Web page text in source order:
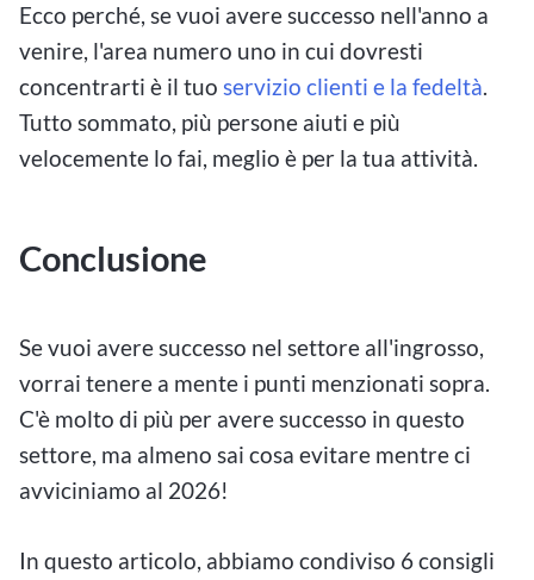
Ecco perché, se vuoi avere successo nell'anno a
venire, l'area numero uno in cui dovresti
concentrarti è il tuo servizio clienti e la fedeltà.
Tutto sommato, più persone aiuti e più
velocemente lo fai, meglio è per la tua attività.
Conclusione
Se vuoi avere successo nel settore all'ingrosso,
vorrai tenere a mente i punti menzionati sopra.
C'è molto di più per avere successo in questo
settore, ma almeno sai cosa evitare mentre ci
avviciniamo al 2026!
In questo articolo, abbiamo condiviso 6 consigli